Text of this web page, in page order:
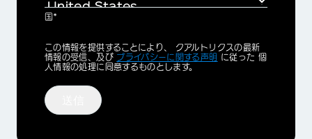
国*
Privacy
Optin
この情報を提供することにより、 クアルトリクスの最新
情報の受信、及び プライバシーに関する声明 に従った 個
人情報の処理に同意するものとします。